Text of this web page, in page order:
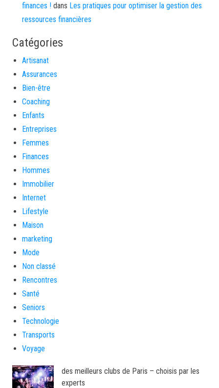
finances ! dans Les pratiques pour optimiser la gestion des
ressources financières
Catégories
Artisanat
Assurances
Bien-être
Coaching
Enfants
Entreprises
Femmes
Finances
Hommes
Immobilier
Internet
Lifestyle
Maison
marketing
Mode
Non classé
Rencontres
Santé
Seniors
Technologie
Transports
Voyage
des meilleurs clubs de Paris – choisis par les
experts